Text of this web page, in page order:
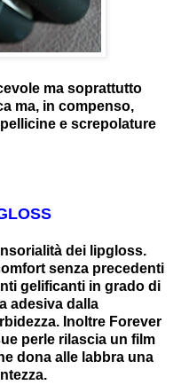
ma soprattutto
ma, in compenso,
e screpolature
dei lipgloss.
senza precedenti
gelificanti in grado di
adesiva dalla
Inoltre Forever
perle rilascia un film
dona alle labbra una